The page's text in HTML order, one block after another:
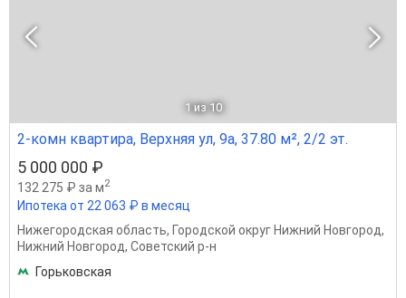
1 из 10
2-комн квартира, Верхняя ул, 9а, 37.80 м², 2/2 эт.
5 000 000 ₽
132 275 ₽ за м2
Ипотека от 22 063 ₽ в месяц
Нижегородская область, Городской округ Нижний Новгород,
Нижний Новгород, Советский р-н
Горьковская